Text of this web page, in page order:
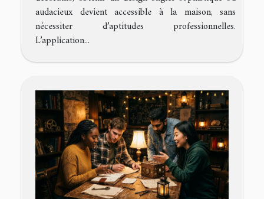
audacieux devient accessible à la maison, sans
nécessiter d’aptitudes professionnelles.
L’application...